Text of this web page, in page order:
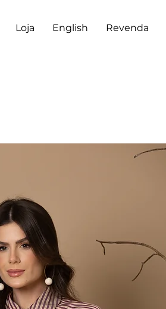
Loja English Revenda